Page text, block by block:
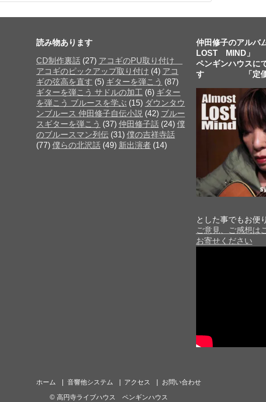
た
読み物あります
CD制作裏話(27) アコギのPU取り付け
アコギのピックアップ取り付け (4) アコ
ギの弦高を直す (5) ギターを弾こう (87)
ギターを弾こう サドルの加工 (6) ギター
を弾こう ブルースを学ぶ (15) ダウンタウ
ンブルース 仲田修子自伝小説 (42) ブルー
スギターを弾こう (37) 仲田修子話(24) 僕
のブルースマン列伝(31) 僕の吉祥寺話
(77) 僕らの北沢話(49) 新出演者(14)
仲田修子のアルバ
LOST MIND」
ペンギンハウスに
す 「定価 ２
とした事でもお便
ご意見、ご感想は
お寄せください
ホーム 音響他システム アクセス
お問い合わせ
© 高円寺ライブハウス ペンギンハウス